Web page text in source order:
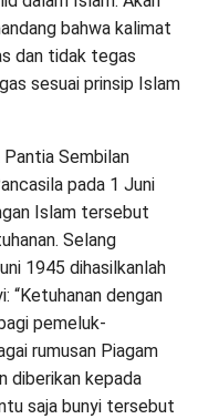
bahwa kalimat
dan tidak tegas
sesuai prinsip Islam
Sembilan
pada 1 Juni
Islam tersebut
Selang
1945 dihasilkanlah
“Ketuhanan dengan
pemeluk-
rumusan Piagam
diberikan kepada
saja bunyi tersebut